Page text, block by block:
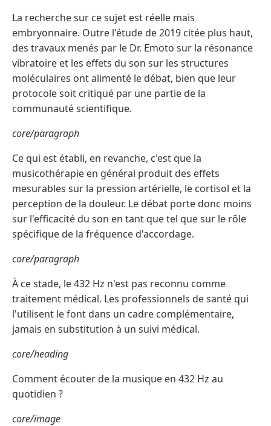
La recherche sur ce sujet est réelle mais
embryonnaire. Outre l'étude de 2019 citée plus haut,
des travaux menés par le Dr. Emoto sur la résonance
vibratoire et les effets du son sur les structures
moléculaires ont alimenté le débat, bien que leur
protocole soit critiqué par une partie de la
communauté scientifique.
core/paragraph
Ce qui est établi, en revanche, c'est que la
musicothérapie en général produit des effets
mesurables sur la pression artérielle, le cortisol et la
perception de la douleur. Le débat porte donc moins
sur l'efficacité du son en tant que tel que sur le rôle
spécifique de la fréquence d'accordage.
core/paragraph
À ce stade, le 432 Hz n'est pas reconnu comme
traitement médical. Les professionnels de santé qui
l'utilisent le font dans un cadre complémentaire,
jamais en substitution à un suivi médical.
core/heading
Comment écouter de la musique en 432 Hz au
quotidien ?
core/image